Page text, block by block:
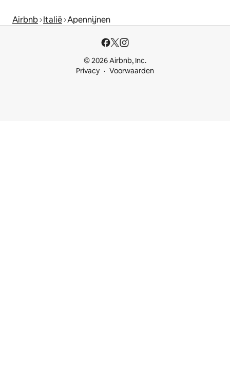
Airbnb Italië Apennijnen
© 2026 Airbnb, Inc.
Privacy
Voorwaarden